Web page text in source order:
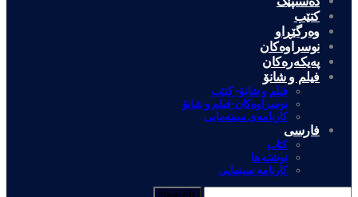
کتێب
وەرگێڕاو
نوسراوه‌کان
په‌یکه‌ره‌کان
فیلم و شانۆ
فیلم و شانۆ- کتێب
نوسراوه‌کان-فیلم و شانۆ
کارنامه‌ی سینه‌مایی
فارسی
کتاب
نوشته ها
کارنامه سینمایی